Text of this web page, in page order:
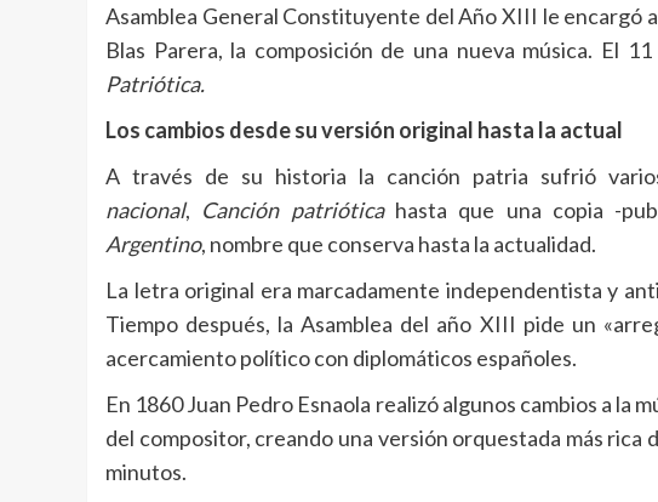
Asamblea General Constituyente del Año XIII le encargó
Blas Parera, la composición de una nueva música. El
Patriótica.
Los cambios desde su versión original hasta la actual
A través de su historia la canción patria sufrió
nacional, Canción patrióticahasta que una copia -
Argentino, nombre que conserva hasta la actualidad.
La letra original era marcadamente independentista y
Tiempo después, la Asamblea del año XIII pide un
acercamiento político con diplomáticos españoles.
En 1860 Juan Pedro Esnaola realizó algunos cambios a la
del compositor, creando una versión orquestada más rica
minutos.